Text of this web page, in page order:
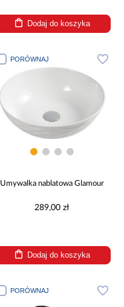
Dodaj do koszyka
PORÓWNAJ
Umywalka nablatowa Glamour
289,00 zł
Dodaj do koszyka
PORÓWNAJ